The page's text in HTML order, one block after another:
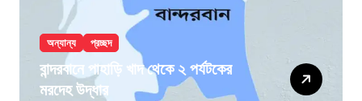
অন্যান্য প্রচ্ছদ
বান্দরবানে পাহাড়ি খাদ থেকে ২ পর্যটকের
মরদেহ উদ্ধার